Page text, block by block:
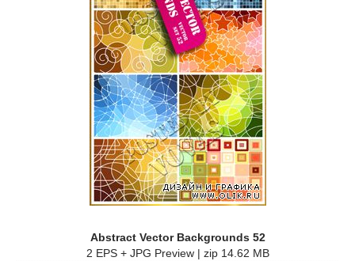
Abstract Vector Backgrounds 52
2 EPS + JPG Preview | zip 14.62 MB